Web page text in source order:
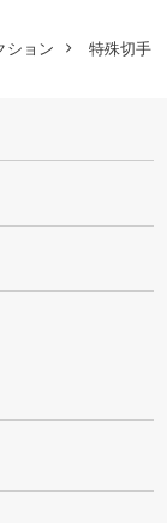
ション
特殊切手